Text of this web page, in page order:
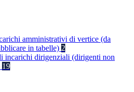
amministrativi di vertice (da
in tabelle) 2
incarichi dirigenziali (dirigenti non
19